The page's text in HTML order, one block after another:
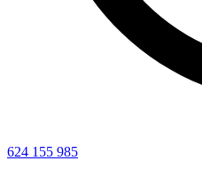
624 155 985